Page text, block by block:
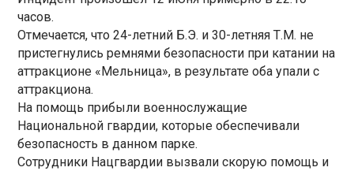
часов.
Отмечается, что 24-летний Б.Э. и 30-летняя Т.М. не
пристегнулись ремнями безопасности при катании на
аттракционе «Мельница», в результате оба упали с
аттракциона.
На помощь прибыли военнослужащие
Национальной гвардии, которые обеспечивали
безопасность в данном парке.
Сотрудники Нацгвардии вызвали скорую помощь и